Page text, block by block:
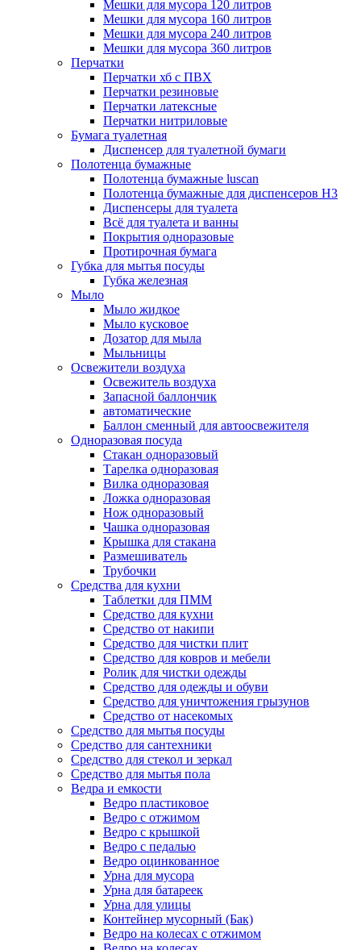
Мешки для мусора 120 литров
Мешки для мусора 160 литров
Мешки для мусора 240 литров
Мешки для мусора 360 литров
Перчатки
Перчатки хб с ПВХ
Перчатки резиновые
Перчатки латексные
Перчатки нитриловые
Бумага туалетная
Диспенсер для туалетной бумаги
Полотенца бумажные
Полотенца бумажные luscan
Полотенца бумажные для диспенсеров H3
Диспенсеры для туалета
Всё для туалета и ванны
Покрытия одноразовые
Протирочная бумага
Губка для мытья посуды
Губка железная
Мыло
Мыло жидкое
Мыло кусковое
Дозатор для мыла
Мыльницы
Освежители воздуха
Освежитель воздуха
Запасной баллончик
автоматические
Баллон сменный для автоосвежителя
Одноразовая посуда
Стакан одноразовый
Тарелка одноразовая
Вилка одноразовая
Ложка одноразовая
Нож одноразовый
Чашка одноразовая
Крышка для стакана
Размешиватель
Трубочки
Средства для кухни
Таблетки для ПММ
Средство для кухни
Средство от накипи
Средство для чистки плит
Средство для ковров и мебели
Ролик для чистки одежды
Средство для одежды и обуви
Средство для уничтожения грызунов
Средство от насекомых
Средство для мытья посуды
Средство для сантехники
Средство для стекол и зеркал
Средство для мытья пола
Ведра и емкости
Ведро пластиковое
Ведро с отжимом
Ведро с крышкой
Ведро с педалью
Ведро оцинкованное
Урна для мусора
Урна для батареек
Урна для улицы
Контейнер мусорный (Бак)
Ведро на колесах с отжимом